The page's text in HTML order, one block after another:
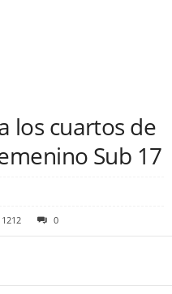
los cuartos de
Sub 17
1212 0